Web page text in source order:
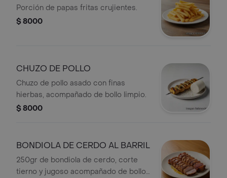
Porción de papas fritas crujientes.
$ 8000
CHUZO DE POLLO
Chuzo de pollo asado con finas
hierbas, acompañado de bollo limpio.
$ 8000
BONDIOLA DE CERDO AL BARRIL
250gr de bondiola de cerdo, corte
tierno y jugoso acompañado de bollo